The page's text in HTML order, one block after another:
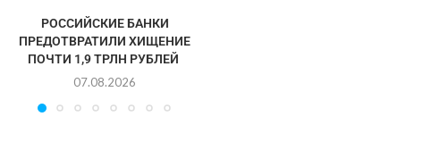
РОССИЙСКИЕ БАНКИ
ПРЕДОТВРАТИЛИ ХИЩЕНИЕ
ПОЧТИ 1,9 ТРЛН РУБЛЕЙ
07.08.2026